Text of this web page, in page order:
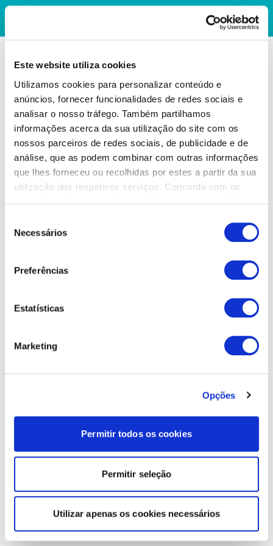
Este website utiliza cookies
Utilizamos cookies para personalizar conteúdo e
anúncios, fornecer funcionalidades de redes sociais e
analisar o nosso tráfego. Também partilhamos
informações acerca da sua utilização do site com os
nossos parceiros de redes sociais, de publicidade e de
análise, que as podem combinar com outras informações
que lhes forneceu ou recolhidas por estes a partir da sua
utilização dos respetivos serviços. Concorda com os
Necessários
Preferências
Estatísticas
Marketing
Opções
Permitir todos os cookies
Permitir seleção
Utilizar apenas os cookies necessários